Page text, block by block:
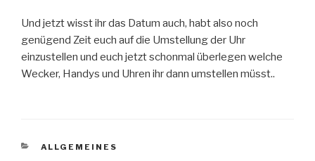
Und jetzt wisst ihr das Datum auch, habt also noch
genügend Zeit euch auf die Umstellung der Uhr
einzustellen und euch jetzt schonmal überlegen welche
Wecker, Handys und Uhren ihr dann umstellen müsst..
KATEGORIEN
ALLGEMEINES